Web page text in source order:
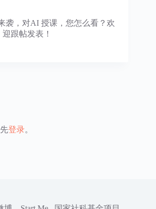
袭，对AI 授课，您怎么看？欢
迎跟帖发表！
登录。